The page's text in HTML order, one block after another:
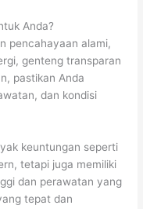
Anda?
pencahayaan alami,
genteng transparan
pastikan Anda
dan kondisi
keuntungan seperti
tetapi juga memiliki
dan perawatan yang
tepat dan